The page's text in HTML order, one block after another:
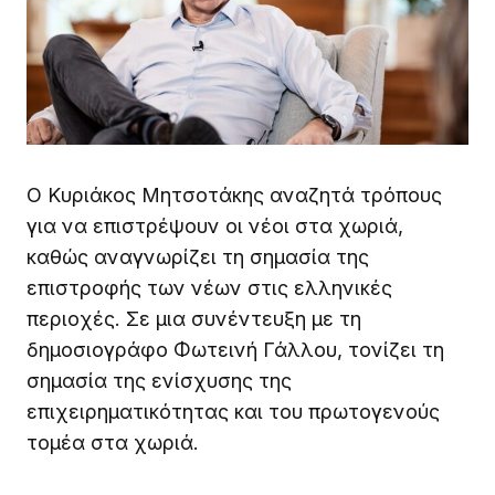
Ο Κυριάκος Μητσοτάκης αναζητά τρόπους
για να επιστρέψουν οι νέοι στα χωριά,
καθώς αναγνωρίζει τη σημασία της
επιστροφής των νέων στις ελληνικές
περιοχές. Σε μια συνέντευξη με τη
δημοσιογράφο Φωτεινή Γάλλου, τονίζει τη
σημασία της ενίσχυσης της
επιχειρηματικότητας και του πρωτογενούς
τομέα στα χωριά.